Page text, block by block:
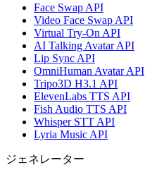
Face Swap API
Video Face Swap API
Virtual Try-On API
AI Talking Avatar API
Lip Sync API
OmniHuman Avatar API
Tripo3D H3.1 API
ElevenLabs TTS API
Fish Audio TTS API
Whisper STT API
Lyria Music API
ジェネレーター